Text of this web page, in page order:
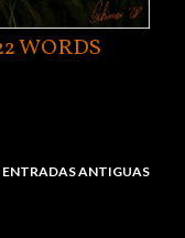
WORDS
ENTRADAS ANTIGUAS